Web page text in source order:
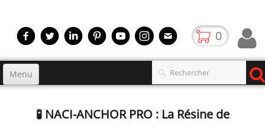
0
Menu
Produits▼
🧪 NACI-ANCHOR PRO : La Résine de